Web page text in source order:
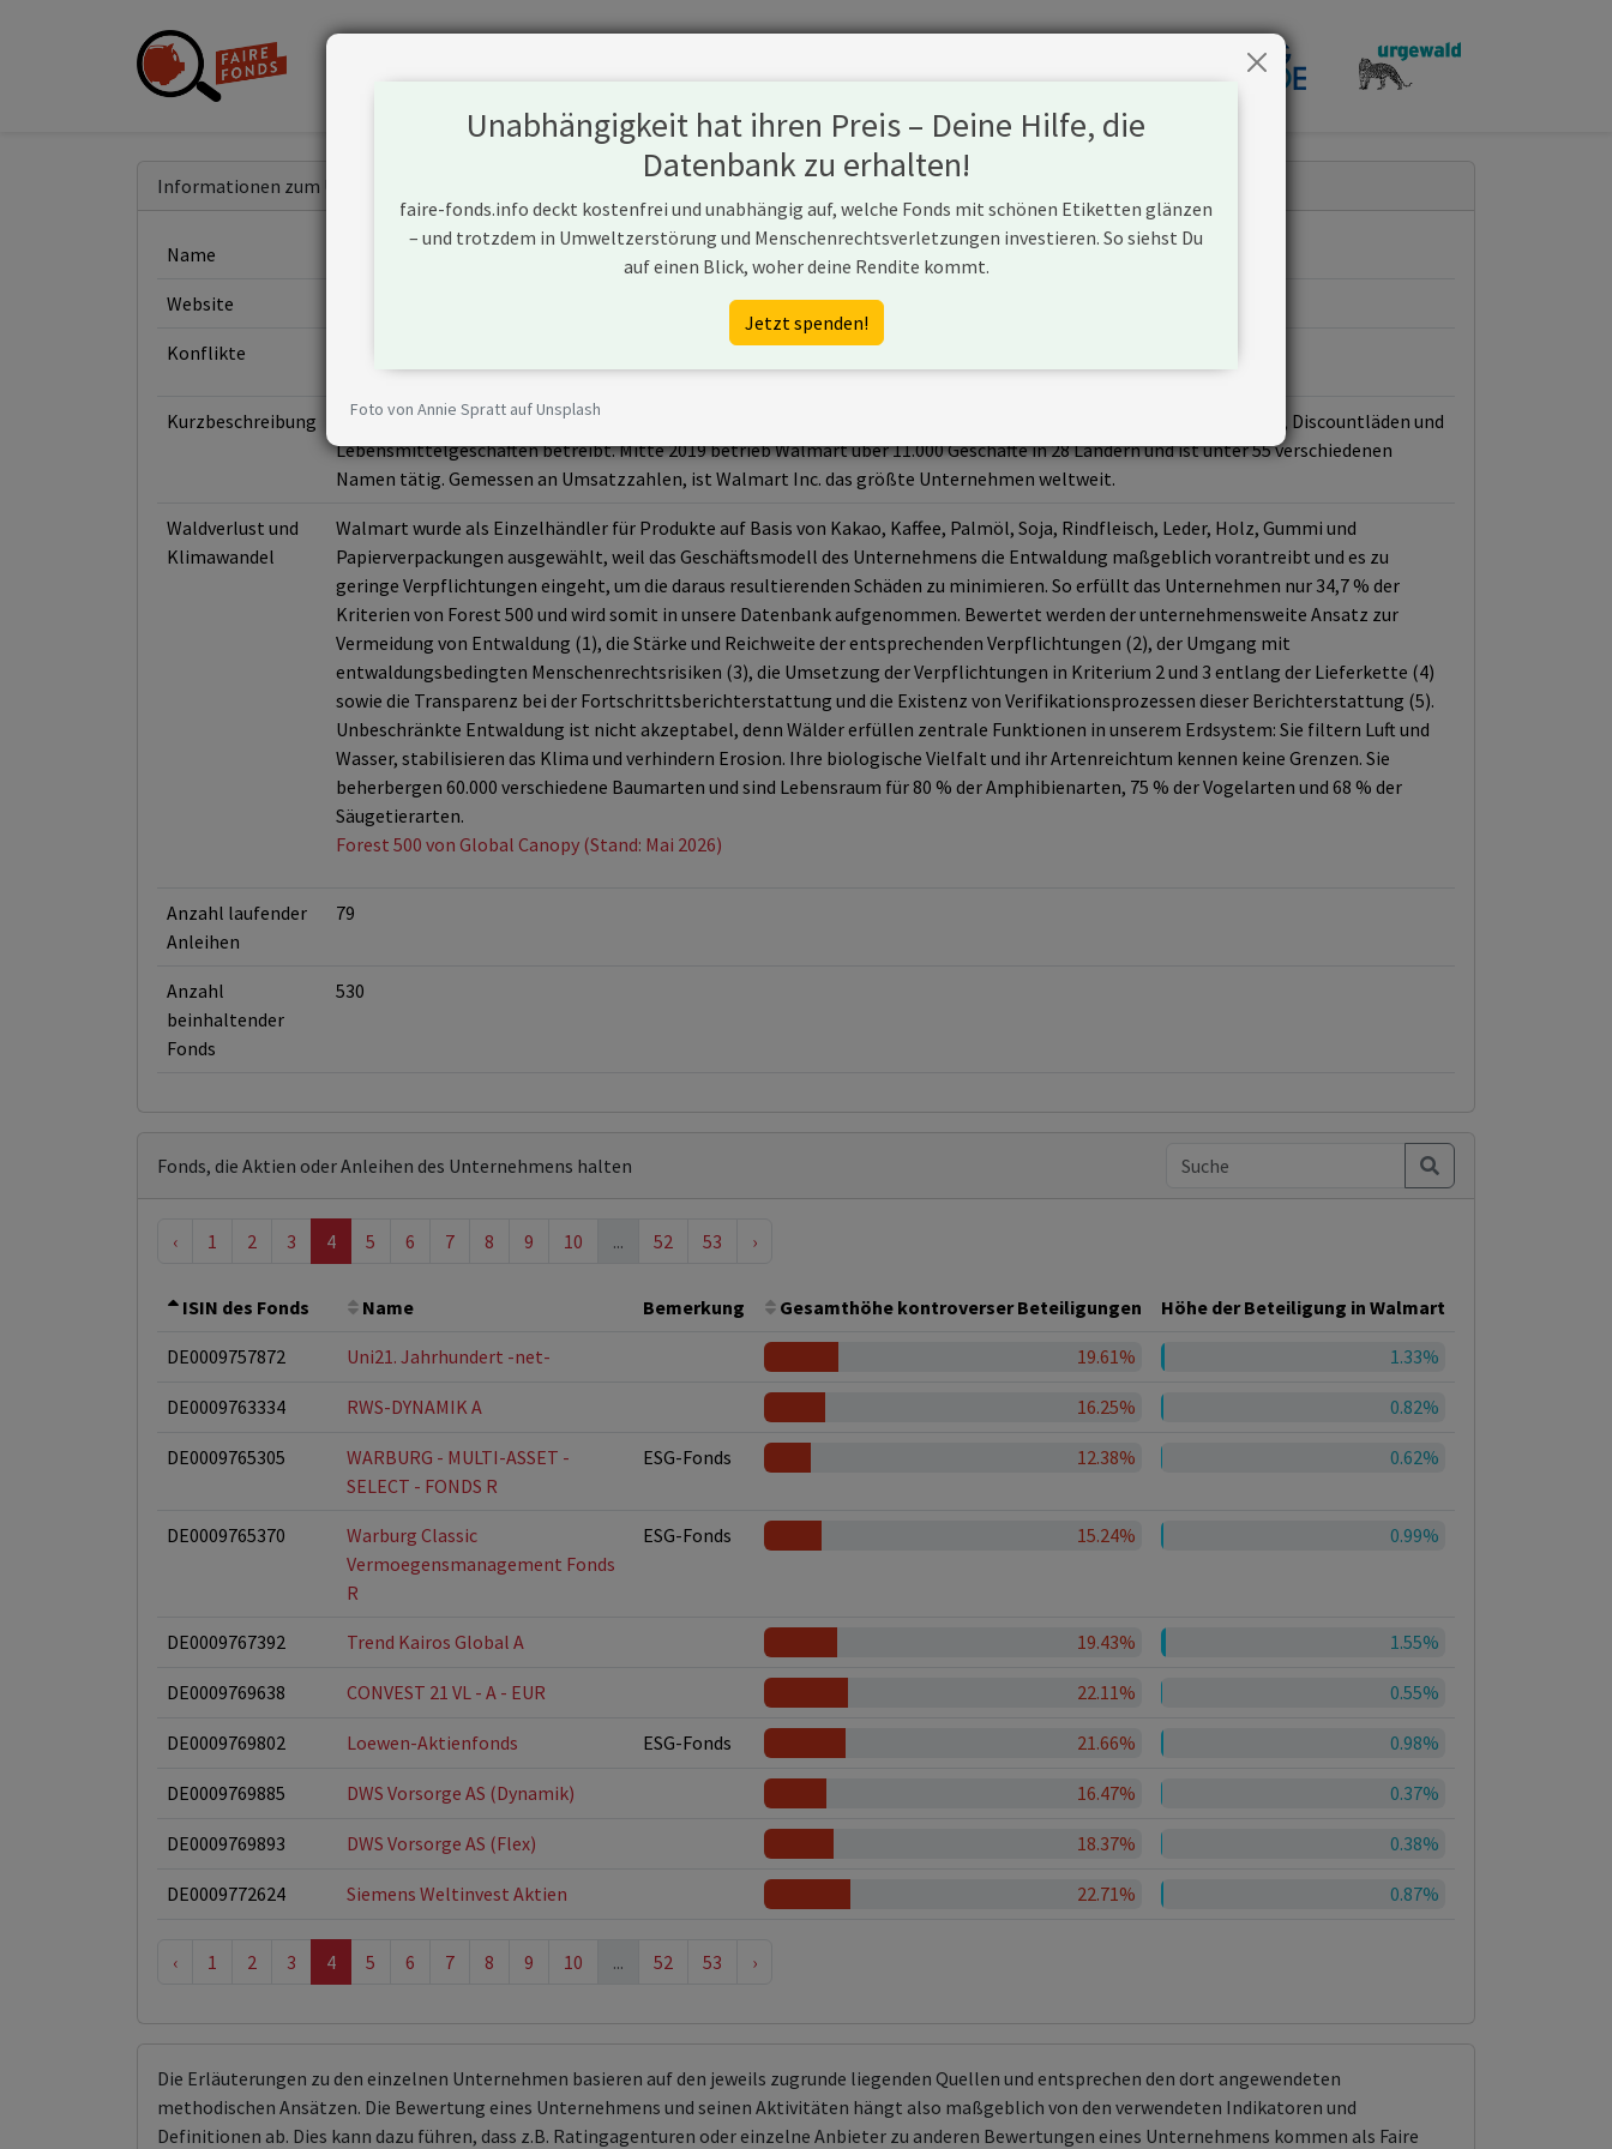
Informationen zum Unternehmen
Name
Website
Konflikte
Kurzbeschreibung
Walmart Inc. ist ein amerikanisches multinationales Einzelhandelsunternehmen, das eine Kette von Hypermärkten, Discountläden und
Lebensmittelgeschäften betreibt. Mitte 2019 betrieb Walmart über 11.000 Geschäfte in 28 Ländern und ist unter 55 verschiedenen
Namen tätig. Gemessen an Umsatzzahlen, ist Walmart Inc. das größte Unternehmen weltweit.
Waldverlust und
Klimawandel
Walmart wurde als Einzelhändler für Produkte auf Basis von Kakao, Kaffee, Palmöl, Soja, Rindfleisch, Leder, Holz, Gummi und
Papierverpackungen ausgewählt, weil das Geschäftsmodell des Unternehmens die Entwaldung maßgeblich vorantreibt und es zu
geringe Verpflichtungen eingeht, um die daraus resultierenden Schäden zu minimieren. So erfüllt das Unternehmen nur 34,7 % der
Kriterien von Forest 500 und wird somit in unsere Datenbank aufgenommen. Bewertet werden der unternehmensweite Ansatz zur
Vermeidung von Entwaldung (1), die Stärke und Reichweite der entsprechenden Verpflichtungen (2), der Umgang mit
entwaldungsbedingten Menschenrechtsrisiken (3), die Umsetzung der Verpflichtungen in Kriterium 2 und 3 entlang der Lieferkette (4)
sowie die Transparenz bei der Fortschrittsberichterstattung und die Existenz von Verifikationsprozessen dieser Berichterstattung (5).
Unbeschränkte Entwaldung ist nicht akzeptabel, denn Wälder erfüllen zentrale Funktionen in unserem Erdsystem: Sie filtern Luft und
Wasser, stabilisieren das Klima und verhindern Erosion. Ihre biologische Vielfalt und ihr Artenreichtum kennen keine Grenzen. Sie
beherbergen 60.000 verschiedene Baumarten und sind Lebensraum für 80 % der Amphibienarten, 75 % der Vogelarten und 68 % der
Säugetierarten.
Forest 500 von Global Canopy (Stand: Mai 2026)
Anzahl laufender
Anleihen
79
Anzahl
beinhaltender
Fonds
530
Fonds, die Aktien oder Anleihen des Unternehmens halten
‹ 1 2 3 4 5 6 7 8 9 10 ... 52 53 ›
ISIN des Fonds Name Bemerkung Gesamthöhe kontroverser Beteiligungen Höhe der Beteiligung in Walmart
DE0009757872 Uni21. Jahrhundert -net- 19.61% 1.33%
DE0009763334 RWS-DYNAMIK A 16.25% 0.82%
DE0009765305
WARBURG - MULTI-ASSET -
SELECT - FONDS R
ESG-Fonds 12.38% 0.62%
DE0009765370
Warburg Classic
Vermoegensmanagement Fonds
R
ESG-Fonds 15.24% 0.99%
DE0009767392 Trend Kairos Global A 19.43% 1.55%
DE0009769638 CONVEST 21 VL - A - EUR 22.11% 0.55%
DE0009769802 Loewen-Aktienfonds ESG-Fonds 21.66% 0.98%
DE0009769885 DWS Vorsorge AS (Dynamik) 16.47% 0.37%
DE0009769893 DWS Vorsorge AS (Flex) 18.37% 0.38%
DE0009772624 Siemens Weltinvest Aktien 22.71% 0.87%
‹ 1 2 3 4 5 6 7 8 9 10 ... 52 53 ›
Die Erläuterungen zu den einzelnen Unternehmen basieren auf den jeweils zugrunde liegenden Quellen und entsprechen den dort angewendeten
methodischen Ansätzen. Die Bewertung eines Unternehmens und seinen Aktivitäten hängt also maßgeblich von den verwendeten Indikatoren und
Definitionen ab. Dies kann dazu führen, dass z.B. Ratingagenturen oder einzelne Anbieter zu anderen Bewertungen eines Unternehmens kommen als Faire
Unabhängigkeit hat ihren Preis – Deine Hilfe, die
Datenbank zu erhalten!
faire-fonds.info deckt kostenfrei und unabhängig auf, welche Fonds mit schönen Etiketten glänzen
– und trotzdem in Umweltzerstörung und Menschenrechtsverletzungen investieren. So siehst Du
auf einen Blick, woher deine Rendite kommt.
Jetzt spenden!
Foto von Annie Spratt auf Unsplash